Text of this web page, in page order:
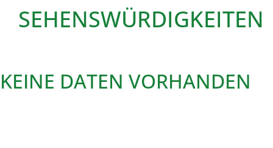
SEHENSWÜRDIGKEITEN
KEINE DATEN VORHANDEN